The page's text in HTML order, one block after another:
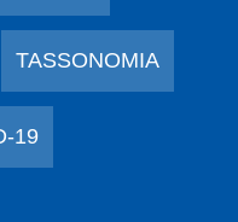
TASSONOMIA
19